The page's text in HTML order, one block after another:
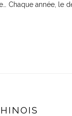
Chaque année, le